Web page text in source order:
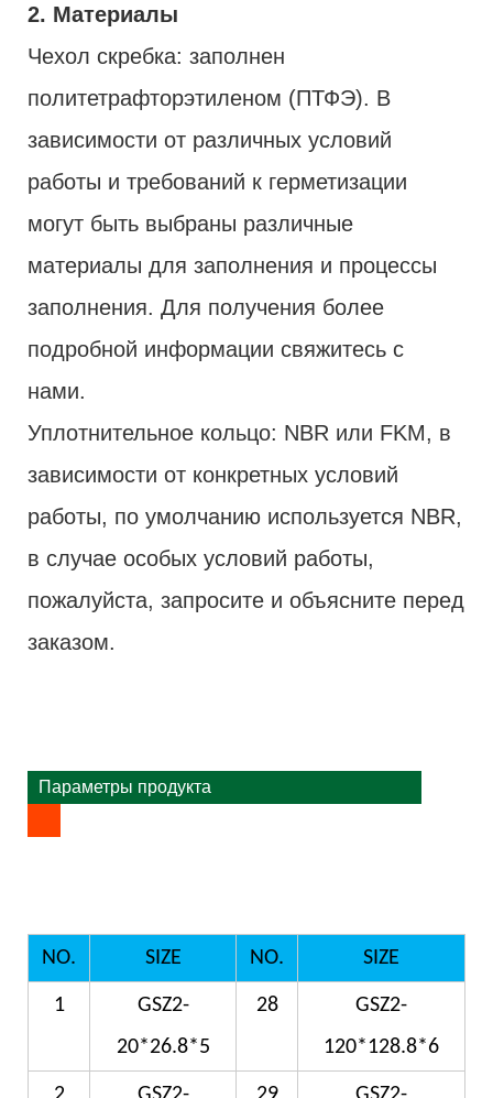
2. Материалы
Чехол скребка: заполнен
политетрафторэтиленом (ПТФЭ). В
зависимости от различных условий
работы и требований к герметизации
могут быть выбраны различные
материалы для заполнения и процессы
заполнения. Для получения более
подробной информации свяжитесь с
нами.
Уплотнительное кольцо: NBR или FKM, в
зависимости от конкретных условий
работы, по умолчанию используется NBR,
в случае особых условий работы,
пожалуйста, запросите и объясните перед
заказом.
Параметры продукта
NO. SIZE NO. SIZE
1
GSZ2-
20*26.8*5
28
GSZ2-
120*128.8*6